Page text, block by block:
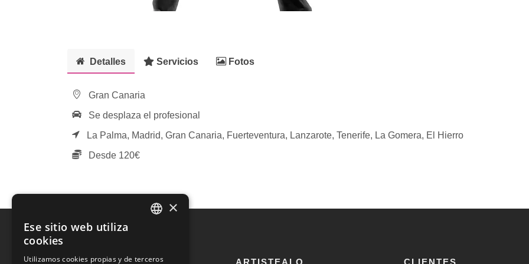
Detalles Servicios Fotos
Gran Canaria
Se desplaza el profesional
La Palma, Madrid, Gran Canaria, Fuerteventura, Lanzarote, Tenerife, La Gomera, El Hierro
Desde 120€
ARTISTEALO CLIENTES
×
Ese sitio web utiliza
cookies
Utilizamos cookies propias y de terceros